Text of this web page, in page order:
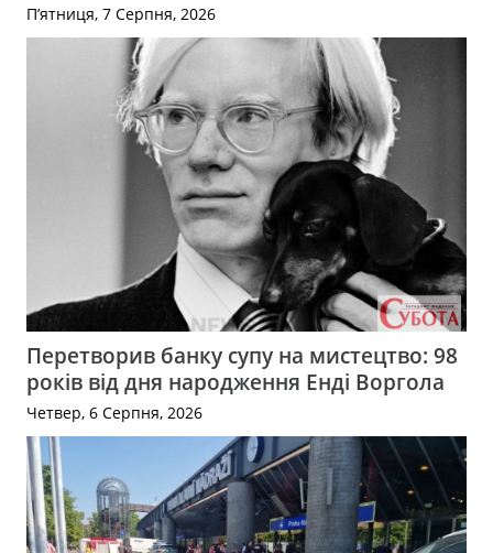
П’ятниця, 7 Серпня, 2026
Перетворив банку супу на мистецтво: 98
років від дня народження Енді Воргола
Четвер, 6 Серпня, 2026